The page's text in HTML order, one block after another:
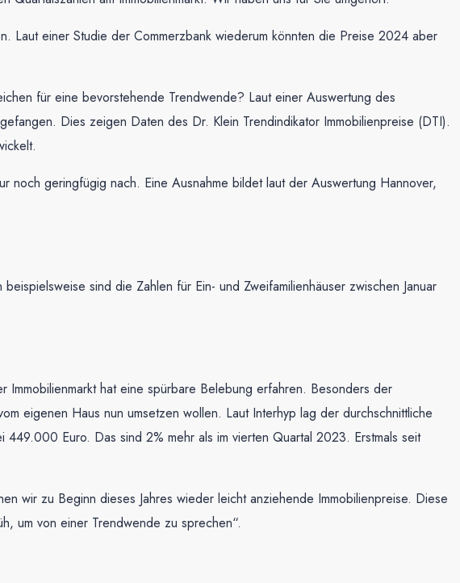
Laut einer Studie der Commerzbank wiederum könnten die Preise 2024 aber
für eine bevorstehende Trendwende? Laut einer Auswertung des
Dies zeigen Daten des Dr. Klein Trendindikator Immobilienpreise (DTI).
noch geringfügig nach. Eine Ausnahme bildet laut der Auswertung Hannover,
sind die Zahlen für Ein- und Zweifamilienhäuser zwischen Januar
hat eine spürbare Belebung erfahren. Besonders der
eigenen Haus nun umsetzen wollen. Laut Interhyp lag der durchschnittliche
Euro. Das sind 2% mehr als im vierten Quartal 2023. Erstmals seit
wir zu Beginn dieses Jahres wieder leicht anziehende Immobilienpreise. Diese
um von einer Trendwende zu sprechen“.